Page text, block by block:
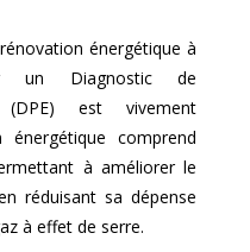
énergétique à
un Diagnostic de
(DPE) est vivement
énergétique comprend
à améliorer le
réduisant sa dépense
à effet de serre.